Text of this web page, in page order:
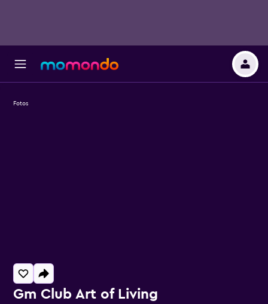
Gm Club Art of Living
Fotos